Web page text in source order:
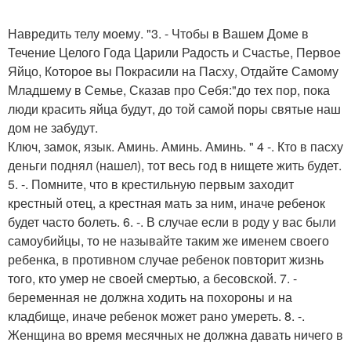
Навредить телу моему. "3. - Чтобы в Вашем Доме в
Течение Целого Года Царили Радость и Счастье, Первое
Яйцо, Которое вы Покрасили на Пасху, Отдайте Самому
Младшему в Семье, Сказав про Себя:"до тех пор, пока
люди красить яйца будут, до той самой поры святые наш
дом не забудут.
Ключ, замок, язык. Аминь. Аминь. Аминь. " 4 -. Кто в пасху
деньги поднял (нашел), тот весь год в нищете жить будет.
5. -. Помните, что в крестильную первым заходит
крестный отец, а крестная мать за ним, иначе ребенок
будет часто болеть. 6. -. В случае если в роду у вас были
самоубийцы, то не называйте таким же именем своего
ребенка, в противном случае ребенок повторит жизнь
того, кто умер не своей смертью, а бесовской. 7. -
беременная не должна ходить на похороны и на
кладбище, иначе ребенок может рано умереть. 8. -.
Женщина во время месячных не должна давать ничего в